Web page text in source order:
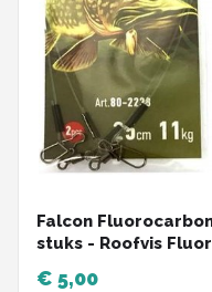
Falcon
stuks - Roofvis
€ 5,00